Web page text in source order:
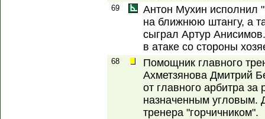
69
Антон Мухин исполнил
на ближнюю штангу, а
сыграл Артур
в атаке со стороны
68
Помощник главного
Ахметзянова Дмитрий
от главного арбитра
назначенным угловым.
тренера "горчичником".